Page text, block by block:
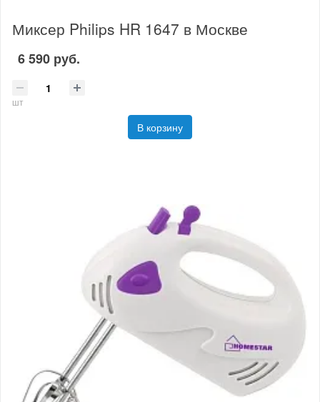
Миксер Philips HR 1647 в Москве
6 590 руб.
шт
В корзину